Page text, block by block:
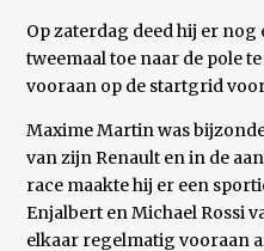
Op zaterdag deed hij er
tweemaal toe naar de pole
vooraan op de startgrid
Maxime Martin was
van zijn Renault en in de
race maakte hij er een
Enjalbert en Michael Rossi
elkaar regelmatig vooraan